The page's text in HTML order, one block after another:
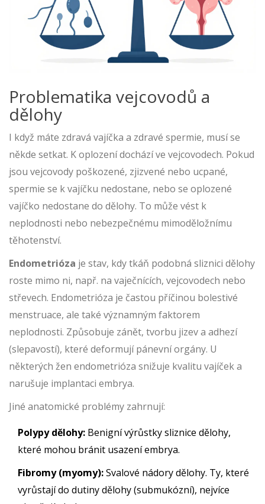
Problematika vejcovodů a
dělohy
I když máte zdravá vajíčka a zdravé spermie, musí se
někde setkat. K oplození dochází ve vejcovodech. Pokud
jsou vejcovody poškozené, zjizvené nebo ucpané,
spermie se k vajíčku nedostane, nebo se oplozené
vajíčko nedostane do dělohy. To může vést k
neplodnosti nebo nebezpečnému mimoděložnímu
těhotenství.
Endometrióza je stav, kdy tkáň podobná sliznici dělohy
roste mimo ni, např. na vaječnících, vejcovodech nebo
střevech. Endometrióza je častou příčinou bolestivé
menstruace, ale také významným faktorem
neplodnosti. Způsobuje zánět, tvorbu jizev a adhezí
(slepavostí), které deformují pánevní orgány. U
některých žen endometrióza snižuje kvalitu vajíček a
narušuje implantaci embrya.
Jiné anatomické problémy zahrnují:
Polypy dělohy: Benigní výrůstky sliznice dělohy,
které mohou bránit usazení embrya.
Fibromy (myomy):Svalové nádory dělohy. Ty, které
vyrůstají do dutiny dělohy (submukózní), nejvíce